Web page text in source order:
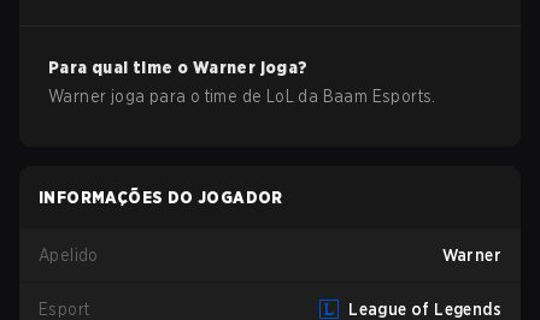
Para qual time o Warner joga?
Warner joga para o time de LoL da Baam Esports
INFORMAÇÕES DO JOGADOR
Apelido Warner
Esport League of Legends